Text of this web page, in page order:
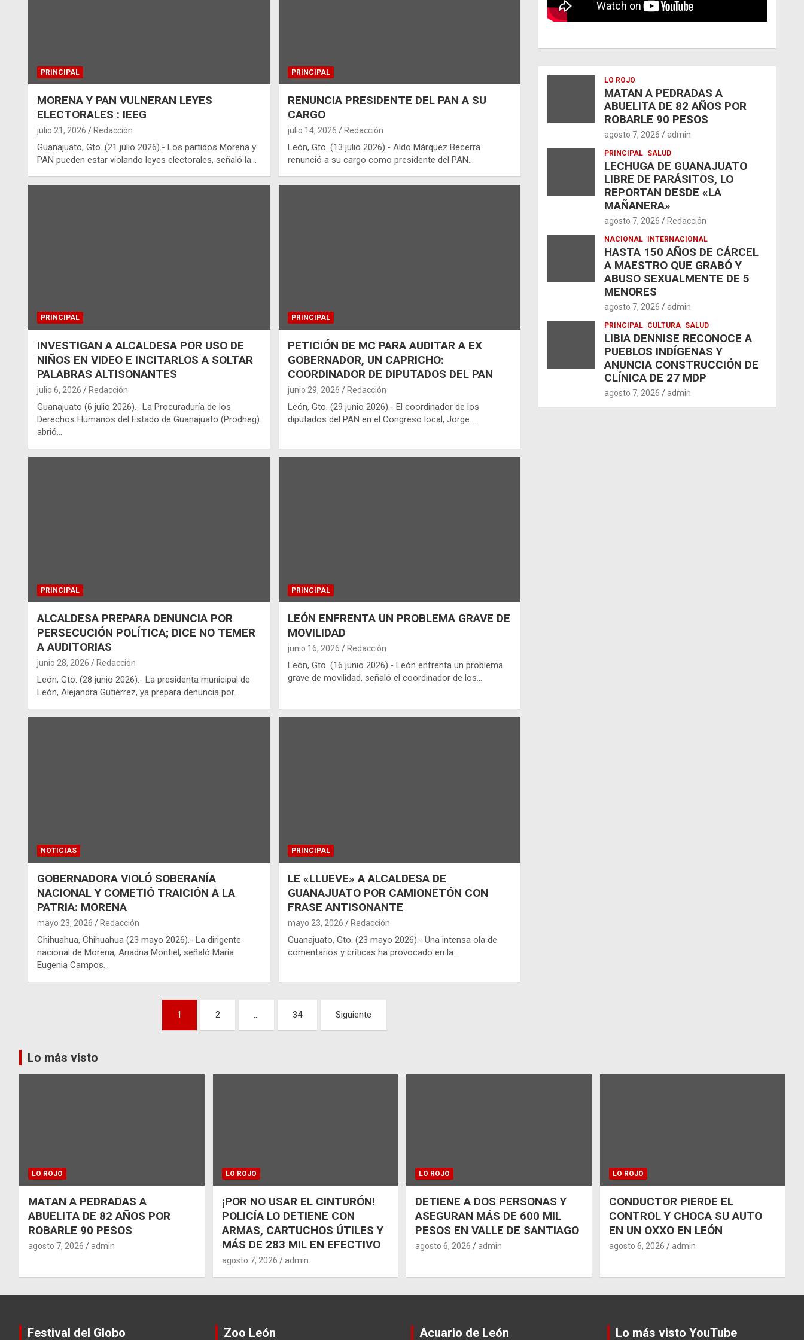
PRINCIPAL
MORENA Y PAN VULNERAN LEYES
ELECTORALES : IEEG
julio 21, 2026 Redacción
Guanajuato, Gto. (21 julio 2026).- Los partidos Morena y
PAN pueden estar violando leyes electorales, señaló la…
PRINCIPAL
RENUNCIA PRESIDENTE DEL PAN A SU
CARGO
julio 14, 2026 Redacción
León, Gto. (13 julio 2026).- Aldo Márquez Becerra
renunció a su cargo como presidente del PAN…
PRINCIPAL
INVESTIGAN A ALCALDESA POR USO DE
NIÑOS EN VIDEO E INCITARLOS A SOLTAR
PALABRAS ALTISONANTES
julio 6, 2026 Redacción
Guanajuato (6 julio 2026).- La Procuraduría de los
Derechos Humanos del Estado de Guanajuato (Prodheg)
abrió…
PRINCIPAL
PETICIÓN DE MC PARA AUDITAR A EX
GOBERNADOR, UN CAPRICHO:
COORDINADOR DE DIPUTADOS DEL PAN
junio 29, 2026 Redacción
León, Gto. (29 junio 2026).- El coordinador de los
diputados del PAN en el Congreso local, Jorge…
PRINCIPAL
ALCALDESA PREPARA DENUNCIA POR
PERSECUCIÓN POLÍTICA; DICE NO TEMER
A AUDITORIAS
junio 28, 2026 Redacción
León, Gto. (28 junio 2026).- La presidenta municipal de
León, Alejandra Gutiérrez, ya prepara denuncia por…
PRINCIPAL
LEÓN ENFRENTA UN PROBLEMA GRAVE DE
MOVILIDAD
junio 16, 2026 Redacción
León, Gto. (16 junio 2026).- León enfrenta un problema
grave de movilidad, señaló el coordinador de los…
NOTICIAS
GOBERNADORA VIOLÓ SOBERANÍA
NACIONAL Y COMETIÓ TRAICIÓN A LA
PATRIA: MORENA
mayo 23, 2026 Redacción
Chihuahua, Chihuahua (23 mayo 2026).- La dirigente
nacional de Morena, Ariadna Montiel, señaló María
Eugenia Campos…
PRINCIPAL
LE «LLUEVE» A ALCALDESA DE
GUANAJUATO POR CAMIONETÓN CON
FRASE ANTISONANTE
mayo 23, 2026 Redacción
Guanajuato, Gto. (23 mayo 2026).- Una intensa ola de
comentarios y críticas ha provocado en la…
entradas
1 2 … 34 Siguiente
LO ROJO
MATAN A PEDRADAS A
ABUELITA DE 82 AÑOS POR
ROBARLE 90 PESOS
agosto 7, 2026 admin
PRINCIPAL SALUD
LECHUGA DE GUANAJUATO
LIBRE DE PARÁSITOS, LO
REPORTAN DESDE «LA
MAÑANERA»
agosto 7, 2026 Redacción
NACIONAL INTERNACIONAL
HASTA 150 AÑOS DE CÁRCEL
A MAESTRO QUE GRABÓ Y
ABUSO SEXUALMENTE DE 5
MENORES
agosto 7, 2026 admin
PRINCIPAL CULTURA SALUD
LIBIA DENNISE RECONOCE A
PUEBLOS INDÍGENAS Y
ANUNCIA CONSTRUCCIÓN DE
CLÍNICA DE 27 MDP
agosto 7, 2026 admin
Lo más visto
LO ROJO
MATAN A PEDRADAS A
ABUELITA DE 82 AÑOS POR
ROBARLE 90 PESOS
agosto 7, 2026 admin
LO ROJO
¡POR NO USAR EL CINTURÓN!
POLICÍA LO DETIENE CON
ARMAS, CARTUCHOS ÚTILES Y
MÁS DE 283 MIL EN EFECTIVO
agosto 7, 2026 admin
LO ROJO
DETIENE A DOS PERSONAS Y
ASEGURAN MÁS DE 600 MIL
PESOS EN VALLE DE SANTIAGO
agosto 6, 2026 admin
LO ROJO
CONDUCTOR PIERDE EL
CONTROL Y CHOCA SU AUTO
EN UN OXXO EN LEÓN
agosto 6, 2026 admin
Festival del Globo Zoo León Acuario de León Lo más visto YouTube